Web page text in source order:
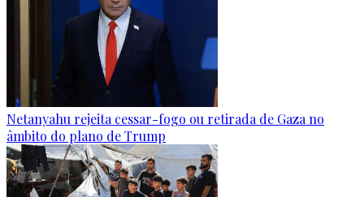
Netanyahu rejeita cessar-fogo ou retirada de Gaza no
âmbito do plano de Trump